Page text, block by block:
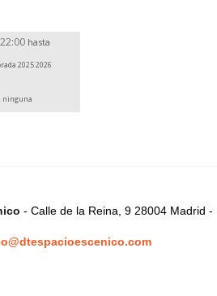
22:00 hasta
2025 2026
ninguna
- Calle de la Reina, 9 28004 Madrid -